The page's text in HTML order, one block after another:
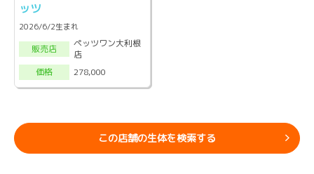
ッツ
2026/6/2生まれ
販売店
ペッツワン大利根
店
価格
278,000
この店舗の生体を検索する